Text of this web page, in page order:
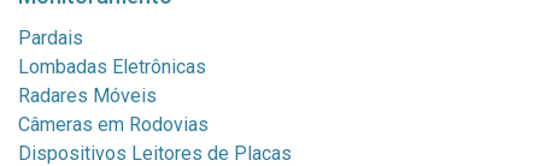
Pardais
Lombadas Eletrônicas
Radares Móveis
Câmeras em Rodovias
Dispositivos Leitores de Placas